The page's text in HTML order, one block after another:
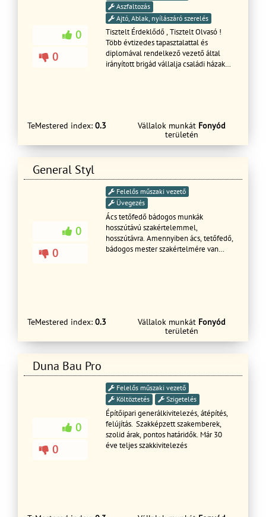
0
0
Aszfaltozás
Ajtó, Ablak, nyílászáró szerelés
Tisztelt Érdeklődő , Tisztelt Olvasó !
Több évtizedes tapasztalattal és
diplomával rendelkező vezető által
irányított brigád vállalja családi házak
lakásfelújítás és a kertépítés minden
lépésében segítségére tudunk lenni,
minden meglévő és leendő
leinformálhatóak. Munkáinkat garancia
vállalással végezzük , határidő
betartásával ill. a jelenlegi helyzetre
való tekintettel létrejött egészségügyi
szabályok betartásával. Ingyenes
árajánlatkészítést biztosítunk ;
személyes felmérés és szakmai
tanácsadást követően. Kérdéseivel
térburkolatok ,kert készítését!
Garanciával rövid határidőn belül!
Ingyenes felmérés és árajánlat
TeMestered index: 0.3 Vállalok munkát Fonyód
területén
General Styl
0
0
Felelős műszaki vezető
Üvegezés
Ács tetőfedő bádogos munkák
hosszútávú szakértelemmel,
hosszútávra. Amennyiben ács, tetőfedő,
bádogos mester szakértelmére van
További szolgáltatásunk lakó és nem
lakó épületek, egyéb épületek felújítás
TeMestered index: 0.3 Vállalok munkát Fonyód
területén
Duna Bau Pro
0
0
Felelős műszaki vezető
Költöztetés
Szigetelés
Építőipari generálkivitelezés, átépítés,
felújítás. Szakképzett szakemberek,
szolid árak, pontos határidők. Már 30
éve teljes szakkivitelezés